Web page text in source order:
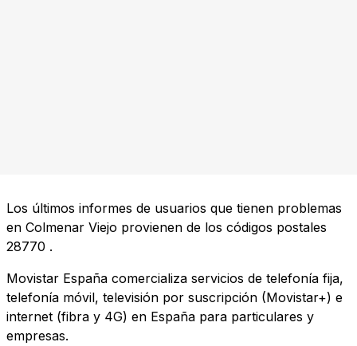
Los últimos informes de usuarios que tienen problemas
en Colmenar Viejo provienen de los códigos postales
28770 .
Movistar España comercializa servicios de telefonía fija,
telefonía móvil, televisión por suscripción (Movistar+) e
internet (fibra y 4G) en España para particulares y
empresas.